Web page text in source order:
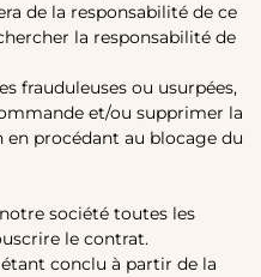
de la responsabilité de ce
la responsabilité de
frauduleuses ou usurpées,
et/ou supprimer la
en procédant au blocage du
société toutes les
le contrat.
conclu à partir de la